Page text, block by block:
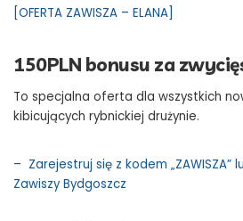
[OFERTA ZAWISZA – ELANA]
150PLN bonusu za
To specjalna oferta dla wszystkich
kibicujących rybnickiej drużynie.
– Zarejestruj się z kodem „ZAWISZA”
Zawiszy Bydgoszcz